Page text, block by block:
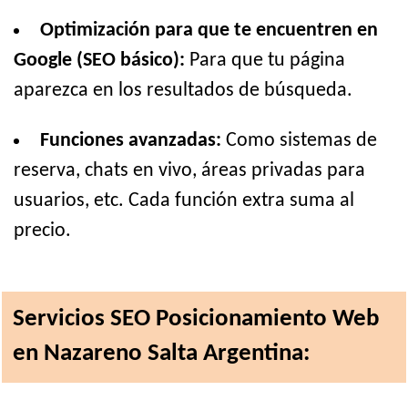
Optimización para que te encuentren en
Google (SEO básico): Para que tu página
aparezca en los resultados de búsqueda.
Funciones avanzadas: Como sistemas de
reserva, chats en vivo, áreas privadas para
usuarios, etc. Cada función extra suma al
precio.
Servicios SEO Posicionamiento Web
en Nazareno Salta Argentina: